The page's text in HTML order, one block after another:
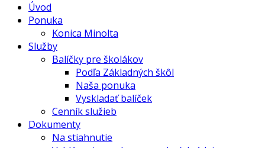
Úvod
Ponuka
Konica Minolta
Služby
Balíčky pre školákov
Podľa Základných škôl
Naša ponuka
Vyskladať balíček
Cenník služieb
Dokumenty
Na stiahnutie